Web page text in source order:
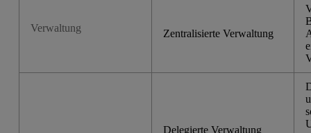
Verwaltung Zentralisierte Verwaltung
Delegierte Verwaltung